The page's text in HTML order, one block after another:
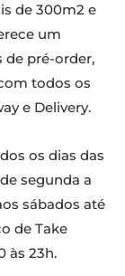
de 300m2 e
um
de pré-order,
todos os
e Delivery.
os dias das
segunda a
sábados até
de Take
às 23h.